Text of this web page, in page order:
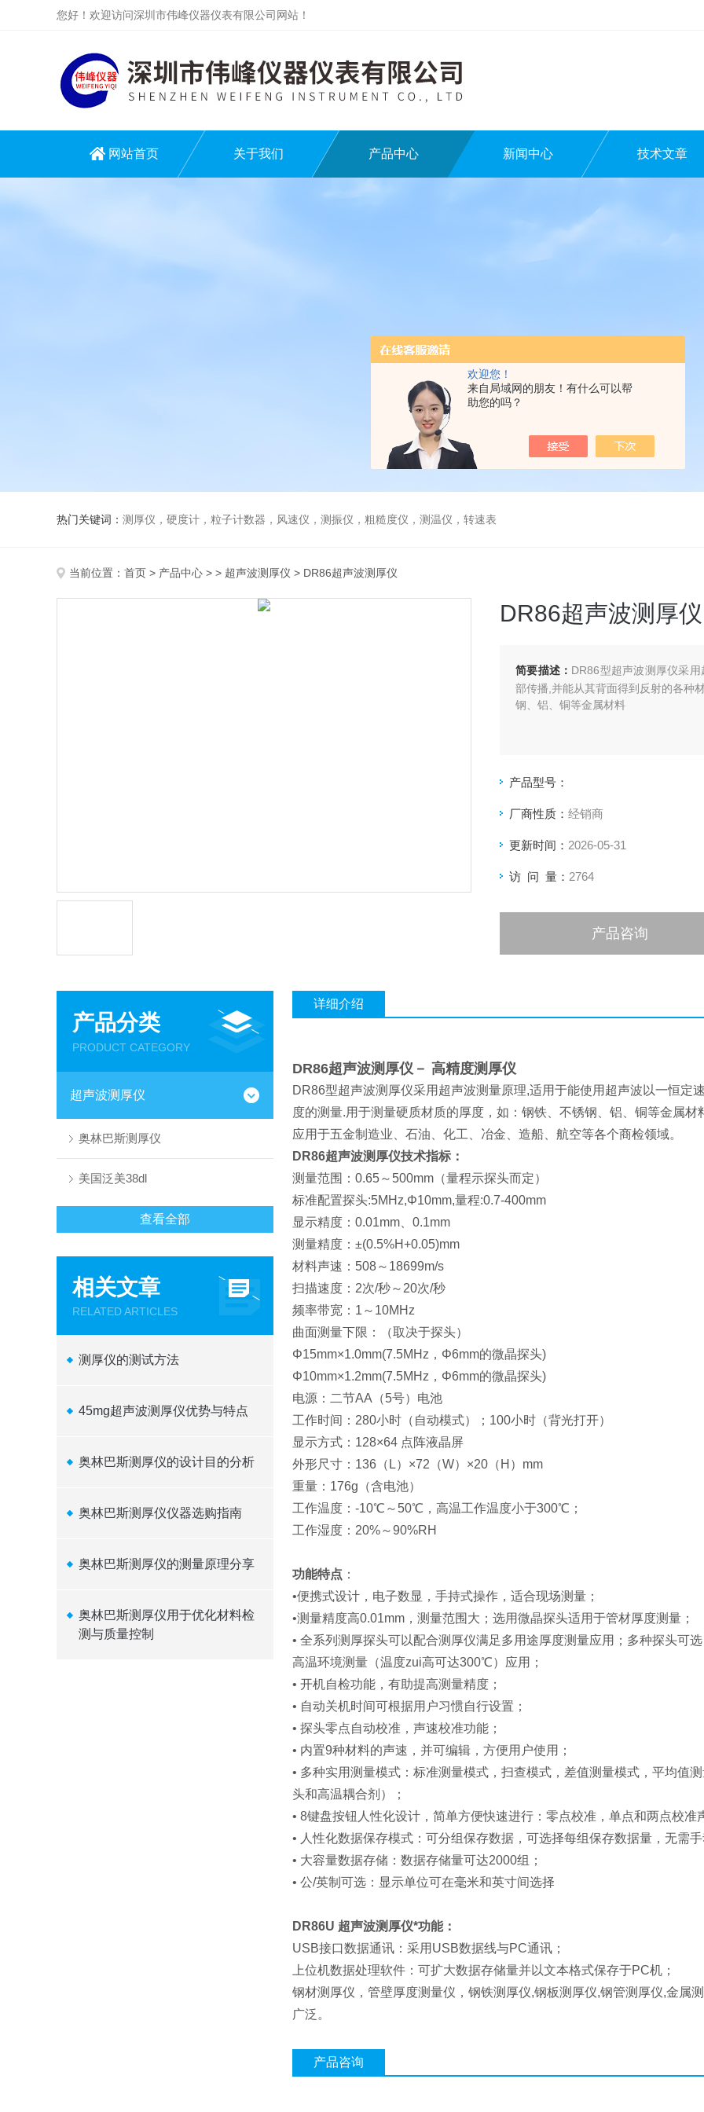
欢迎您！
来自局域网的朋友！有什么可以帮
助您的吗？
您好！欢迎访问深圳市伟峰仪器仪表有限公司网站！
网站首页 关于我们 产品中心 新闻中心 技术文章
热门关键词： 测厚仪，硬度计，粒子计数器，风速仪，测振仪，粗糙度仪，测温仪，转速表
当前位置： 首页 > 产品中心 > > 超声波测厚仪 > DR86超声波测厚仪
DR86超声波测厚仪
简要描述： DR86型超声波测厚仪采
部传播,并能从其背面得到反射的各种
钢、铝、铜等金属材料
产品型号：
厂商性质： 经销商
更新时间： 2026-05-31
访 问 量： 2764
产品咨询
产品分类
PRODUCT CATEGORY
超声波测厚仪
奥林巴斯测厚仪
美国泛美38dl
查看全部
相关文章
RELATED ARTICLES
测厚仪的测试方法
45mg超声波测厚仪优势与特点
奥林巴斯测厚仪的设计目的分析
奥林巴斯测厚仪仪器选购指南
奥林巴斯测厚仪的测量原理分享
奥林巴斯测厚仪用于优化材料检
测与质量控制
详细介绍
DR86超声波测厚仪－ 高精度测厚仪
DR86型超声波测厚仪采用超声波测量原理,适用于能使用超声波以一恒定
度的测量.用于测量硬质材质的厚度，如：钢铁、不锈钢、铝、铜等金属
应用于五金制造业、石油、化工、冶金、造船、航空等各个商检领域。
DR86超声波测厚仪技术指标：
测量范围：0.65～500mm（量程示探头而定）
标准配置探头:5MHz,Φ10mm,量程:0.7-400mm
显示精度：0.01mm、0.1mm
测量精度：±(0.5%H+0.05)mm
材料声速：508～18699m/s
扫描速度：2次/秒～20次/秒
频率带宽：1～10MHz
曲面测量下限：（取决于探头）
Φ15mm×1.0mm(7.5MHz，Φ6mm的微晶探头)
Φ10mm×1.2mm(7.5MHz，Φ6mm的微晶探头)
电源：二节AA（5号）电池
工作时间：280小时（自动模式）；100小时（背光打开）
显示方式：128×64 点阵液晶屏
外形尺寸：136（L）×72（W）×20（H）mm
重量：176g（含电池）
工作温度：-10℃～50℃，高温工作温度小于300℃；
工作湿度：20%～90%RH
功能特点 ：
•便携式设计，电子数显，手持式操作，适合现场测量；
•测量精度高0.01mm，测量范围大；选用微晶探头适用于管材厚度测量；
• 全系列测厚探头可以配合测厚仪满足多用途厚度测量应用；多种探头可
高温环境测量（温度zui高可达300℃）应用；
• 开机自检功能，有助提高测量精度；
• 自动关机时间可根据用户习惯自行设置；
• 探头零点自动校准，声速校准功能；
• 内置9种材料的声速，并可编辑，方便用户使用；
• 多种实用测量模式：标准测量模式，扫查模式，差值测量模式，平均值
头和高温耦合剂）；
• 8键盘按钮人性化设计，简单方便快速进行：零点校准，单点和两点校
• 人性化数据保存模式：可分组保存数据，可选择每组保存数据量，无需
• 大容量数据存储：数据存储量可达2000组；
• 公/英制可选：显示单位可在毫米和英寸间选择
DR86U 超声波测厚仪*功能：
USB接口数据通讯：采用USB数据线与PC通讯；
上位机数据处理软件：可扩大数据存储量并以文本格式保存于PC机；
钢材测厚仪，管壁厚度测量仪，钢铁测厚仪,钢板测厚仪,钢管测厚仪,金属
广泛。
产品咨询